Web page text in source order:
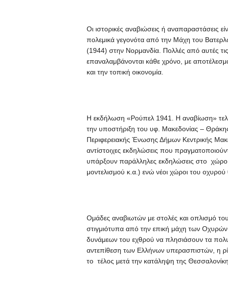
Οι ιστορικές αναβιώσεις ή αναπαραστάσεις
πολεμικά γεγονότα από την Μάχη του
(1944) στην Νορμανδία. Πολλές από αυτές τις
επαναλαμβάνονται κάθε χρόνο, με
και την τοπική οικονομία.
Η εκδήλωση «Ρούπελ 1941. Η αναβίωση»
την υποστήριξη του υφ. Μακεδονίας –
Περιφερειακής Ένωσης Δήμων Κεντρικής
αντίστοιχες εκδηλώσεις που
υπάρξουν παράλληλες εκδηλώσεις στο χώρο
μοντελισμού κ.α.) ενώ νέοι χώροι του
Ομάδες αναβιωτών με στολές και οπλισμό
στιγμιότυπα από την επική μάχη των
δυνάμεων του εχθρού να πλησιάσουν τα
αντεπίθεση των Ελλήνων υπερασπιστών, η
το τέλος μετά την κατάληψη της